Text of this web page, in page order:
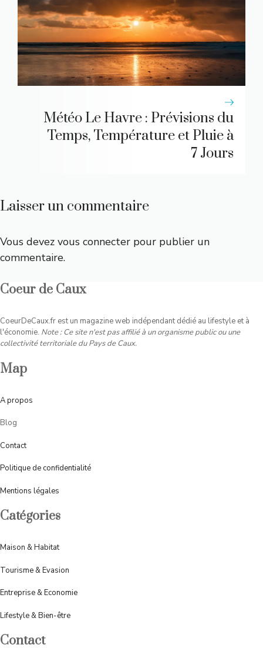
Météo Le Havre : Prévisions du
Temps, Température et Pluie à
7 Jours
Laisser un commentaire
Vous devez vous connecter pour publier un
commentaire.
Coeur de Caux
CoeurDeCaux.fr est un magazine web indépendant dédié au lifestyle et à
l'économie. Note : Ce site n'est pas affilié à un organisme public ou une
collectivité territoriale du Pays de Caux.
Map
Apropos
Blog
Contact
Politique de confidentialité
Mentions légales
Catégories
Maison & Habitat
Tourisme & Evasion
Entreprise & Economie
Lifestyle & Bien-être
Contact